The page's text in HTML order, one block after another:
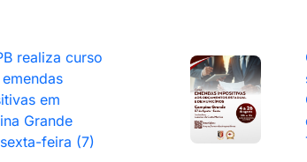
realiza curso
em
Grande
feira (7)